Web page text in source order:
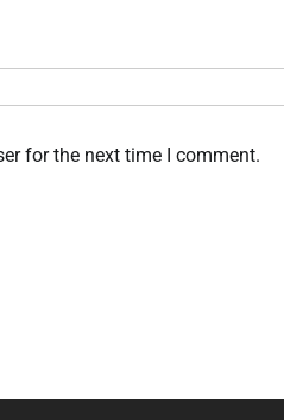
for the next time I comment.